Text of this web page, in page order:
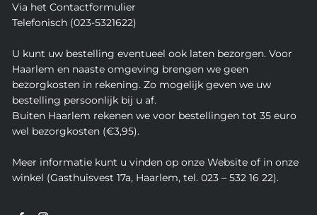
Via het Contactformulier
Telefonisch (023-5321622)
U kunt uw bestelling eventueel ook laten bezorgen. Voor
Haarlem en naaste omgeving brengen we geen
bezorgkosten in rekening. Zo mogelijk geven we uw
bestelling persoonlijk bij u af.
Buiten Haarlem rekenen we voor bestellingen tot 35 euro
wel bezorgkosten (€3,95).
Meer informatie kunt u vinden op onze Website of in onze
winkel (Gasthuisvest 17a, Haarlem, tel. 023 – 532 16 22).